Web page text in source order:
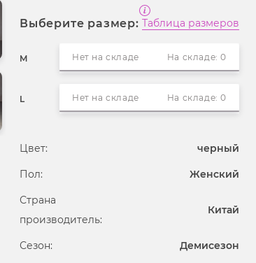
Выберите размер: Таблица размеров
M Нет на складе На складе: 0
L Нет на складе На складе: 0
Цвет: черный
Пол: Женский
Страна
производитель:
Китай
Сезон: Демисезон